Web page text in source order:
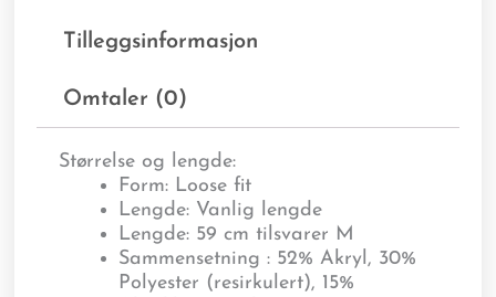
Tilleggsinformasjon
Omtaler (0)
Størrelse og lengde:
Form: Loose fit
Lengde: Vanlig lengde
Lengde: 59 cm tilsvarer M
Sammensetning : 52% Akryl, 30%
Polyester (resirkulert), 15%